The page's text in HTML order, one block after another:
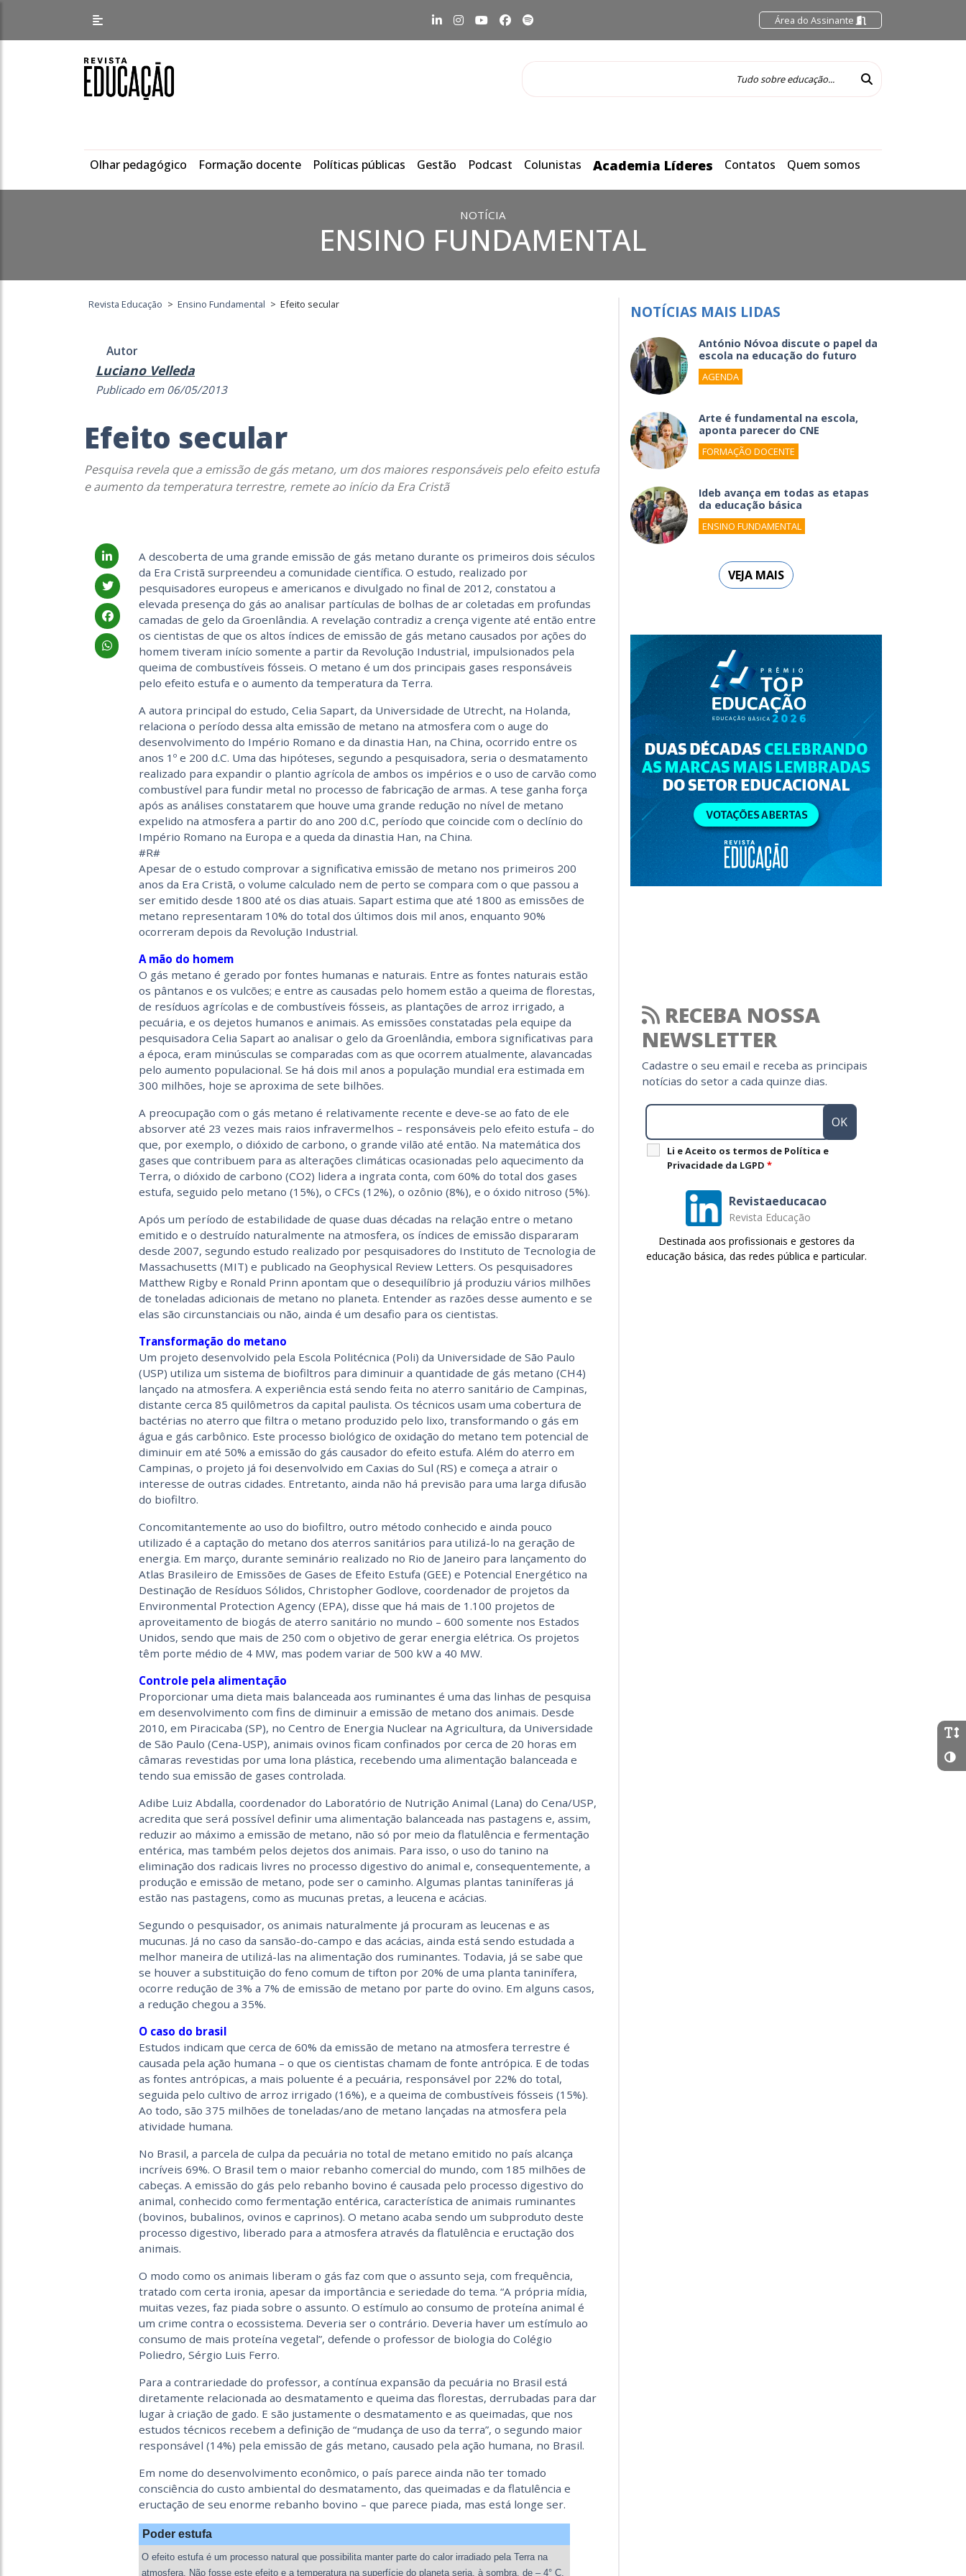
Área do Assinante
Olhar pedagógico Formação docente Políticas públicas Gestão Podcast Colunistas Academia Líderes Contatos Quem somos
NOTÍCIA
ENSINO FUNDAMENTAL
Revista Educação > Ensino Fundamental > Efeito secular
Autor
Luciano Velleda
Publicado em 06/05/2013
Efeito secular
Pesquisa revela que a emissão de gás metano, um dos maiores responsáveis pelo efeito estufa
e aumento da temperatura terrestre, remete ao início da Era Cristã
A descoberta de uma grande emissão de gás metano durante os primeiros dois séculos
da Era Cristã surpreendeu a comunidade científica. O estudo, realizado por
pesquisadores europeus e americanos e divulgado no final de 2012, constatou a
elevada presença do gás ao analisar partículas de bolhas de ar coletadas em profundas
camadas de gelo da Groenlândia. A revelação contradiz a crença vigente até então entre
os cientistas de que os altos índices de emissão de gás metano causados por ações do
homem tiveram início somente a partir da Revolução Industrial, impulsionados pela
queima de combustíveis fósseis. O metano é um dos principais gases responsáveis
pelo efeito estufa e o aumento da temperatura da Terra.
A autora principal do estudo, Celia Sapart, da Universidade de Utrecht, na Holanda,
relaciona o período dessa alta emissão de metano na atmosfera com o auge do
desenvolvimento do Império Romano e da dinastia Han, na China, ocorrido entre os
anos 1º e 200 d.C. Uma das hipóteses, segundo a pesquisadora, seria o desmatamento
realizado para expandir o plantio agrícola de ambos os impérios e o uso de carvão como
combustível para fundir metal no processo de fabricação de armas. A tese ganha força
após as análises constatarem que houve uma grande redução no nível de metano
expelido na atmosfera a partir do ano 200 d.C, período que coincide com o declínio do
Império Romano na Europa e a queda da dinastia Han, na China.
#R#
Apesar de o estudo comprovar a significativa emissão de metano nos primeiros 200
anos da Era Cristã, o volume calculado nem de perto se compara com o que passou a
ser emitido desde 1800 até os dias atuais. Sapart estima que até 1800 as emissões de
metano representaram 10% do total dos últimos dois mil anos, enquanto 90%
ocorreram depois da Revolução Industrial.
A mão do homem
O gás metano é gerado por fontes humanas e naturais. Entre as fontes naturais estão
os pântanos e os vulcões; e entre as causadas pelo homem estão a queima de florestas,
de resíduos agrícolas e de combustíveis fósseis, as plantações de arroz irrigado, a
pecuária, e os dejetos humanos e animais. As emissões constatadas pela equipe da
pesquisadora Celia Sapart ao analisar o gelo da Groenlândia, embora significativas para
a época, eram minúsculas se comparadas com as que ocorrem atualmente, alavancadas
pelo aumento populacional. Se há dois mil anos a população mundial era estimada em
300 milhões, hoje se aproxima de sete bilhões.
A preocupação com o gás metano é relativamente recente e deve-se ao fato de ele
absorver até 23 vezes mais raios infravermelhos – responsáveis pelo efeito estufa – do
que, por exemplo, o dióxido de carbono, o grande vilão até então. Na matemática dos
gases que contribuem para as alterações climáticas ocasionadas pelo aquecimento da
Terra, o dióxido de carbono (CO2) lidera a ingrata conta, com 60% do total dos gases
estufa, seguido pelo metano (15%), o CFCs (12%), o ozônio (8%), e o óxido nitroso (5%).
Após um período de estabilidade de quase duas décadas na relação entre o metano
emitido e o destruído naturalmente na atmosfera, os índices de emissão dispararam
desde 2007, segundo estudo realizado por pesquisadores do Instituto de Tecnologia de
Massachusetts (MIT) e publicado na Geophysical Review Letters. Os pesquisadores
Matthew Rigby e Ronald Prinn apontam que o desequilíbrio já produziu vários milhões
de toneladas adicionais de metano no planeta. Entender as razões desse aumento e se
elas são circunstanciais ou não, ainda é um desafio para os cientistas.
Transformação do metano
Um projeto desenvolvido pela Escola Politécnica (Poli) da Universidade de São Paulo
(USP) utiliza um sistema de biofiltros para diminuir a quantidade de gás metano (CH4)
lançado na atmosfera. A experiência está sendo feita no aterro sanitário de Campinas,
distante cerca 85 quilômetros da capital paulista. Os técnicos usam uma cobertura de
bactérias no aterro que filtra o metano produzido pelo lixo, transformando o gás em
água e gás carbônico. Este processo biológico de oxidação do metano tem potencial de
diminuir em até 50% a emissão do gás causador do efeito estufa. Além do aterro em
Campinas, o projeto já foi desenvolvido em Caxias do Sul (RS) e começa a atrair o
interesse de outras cidades. Entretanto, ainda não há previsão para uma larga difusão
do biofiltro.
Concomitantemente ao uso do biofiltro, outro método conhecido e ainda pouco
utilizado é a captação do metano dos aterros sanitários para utilizá-lo na geração de
energia. Em março, durante seminário realizado no Rio de Janeiro para lançamento do
Atlas Brasileiro de Emissões de Gases de Efeito Estufa (GEE) e Potencial Energético na
Destinação de Resíduos Sólidos, Christopher Godlove, coordenador de projetos da
Environmental Protection Agency (EPA), disse que há mais de 1.100 projetos de
aproveitamento de biogás de aterro sanitário no mundo – 600 somente nos Estados
Unidos, sendo que mais de 250 com o objetivo de gerar energia elétrica. Os projetos
têm porte médio de 4 MW, mas podem variar de 500 kW a 40 MW.
Controle pela alimentação
Proporcionar uma dieta mais balanceada aos ruminantes é uma das linhas de pesquisa
em desenvolvimento com fins de diminuir a emissão de metano dos animais. Desde
2010, em Piracicaba (SP), no Centro de Energia Nuclear na Agricultura, da Universidade
de São Paulo (Cena-USP), animais ovinos ficam confinados por cerca de 20 horas em
câmaras revestidas por uma lona plástica, recebendo uma alimentação balanceada e
tendo sua emissão de gases controlada.
Adibe Luiz Abdalla, coordenador do Laboratório de Nutrição Animal (Lana) do Cena/USP,
acredita que será possível definir uma alimentação balanceada nas pastagens e, assim,
reduzir ao máximo a emissão de metano, não só por meio da flatulência e fermentação
entérica, mas também pelos dejetos dos animais. Para isso, o uso do tanino na
eliminação dos radicais livres no processo digestivo do animal e, consequentemente, a
produção e emissão de metano, pode ser o caminho. Algumas plantas taniníferas já
estão nas pastagens, como as mucunas pretas, a leucena e acácias.
Segundo o pesquisador, os animais naturalmente já procuram as leucenas e as
mucunas. Já no caso da sansão-do-campo e das acácias, ainda está sendo estudada a
melhor maneira de utilizá-las na alimentação dos ruminantes. Todavia, já se sabe que
se houver a substituição do feno comum de tifton por 20% de uma planta taninífera,
ocorre redução de 3% a 7% de emissão de metano por parte do ovino. Em alguns casos,
a redução chegou a 35%.
O caso do brasil
Estudos indicam que cerca de 60% da emissão de metano na atmosfera terrestre é
causada pela ação humana – o que os cientistas chamam de fonte antrópica. E de todas
as fontes antrópicas, a mais poluente é a pecuária, responsável por 22% do total,
seguida pelo cultivo de arroz irrigado (16%), e a queima de combustíveis fósseis (15%).
Ao todo, são 375 milhões de toneladas/ano de metano lançadas na atmosfera pela
atividade humana.
No Brasil, a parcela de culpa da pecuária no total de metano emitido no país alcança
incríveis 69%. O Brasil tem o maior rebanho comercial do mundo, com 185 milhões de
cabeças. A emissão do gás pelo rebanho bovino é causada pelo processo digestivo do
animal, conhecido como fermentação entérica, característica de animais ruminantes
(bovinos, bubalinos, ovinos e caprinos). O metano acaba sendo um subproduto deste
processo digestivo, liberado para a atmosfera através da flatulência e eructação dos
animais.
O modo como os animais liberam o gás faz com que o assunto seja, com frequência,
tratado com certa ironia, apesar da importância e seriedade do tema. “A própria mídia,
muitas vezes, faz piada sobre o assunto. O estímulo ao consumo de proteína animal é
um crime contra o ecossistema. Deveria ser o contrário. Deveria haver um estímulo ao
consumo de mais proteína vegetal”, defende o professor de biologia do Colégio
Poliedro, Sérgio Luis Ferro.
Para a contrariedade do professor, a contínua expansão da pecuária no Brasil está
diretamente relacionada ao desmatamento e queima das florestas, derrubadas para dar
lugar à criação de gado. E são justamente o desmatamento e as queimadas, que nos
estudos técnicos recebem a definição de “mudança de uso da terra”, o segundo maior
responsável (14%) pela emissão de gás metano, causado pela ação humana, no Brasil.
Em nome do desenvolvimento econômico, o país parece ainda não ter tomado
consciência do custo ambiental do desmatamento, das queimadas e da flatulência e
eructação de seu enorme rebanho bovino – que parece piada, mas está longe ser.
Poder estufa
O efeito estufa é um processo natural que possibilita manter parte do calor irradiado pela Terra na
atmosfera. Não fosse este efeito e a temperatura na superfície do planeta seria, à sombra, de – 4° C.
NOTÍCIAS MAIS LIDAS
António Nóvoa discute o papel da
escola na educação do futuro
AGENDA
Arte é fundamental na escola,
aponta parecer do CNE
FORMAÇÃO DOCENTE
Ideb avança em todas as etapas
da educação básica
ENSINO FUNDAMENTAL
VEJA MAIS
RECEBA NOSSA
NEWSLETTER
Cadastre o seu email e receba as principais
notícias do setor a cada quinze dias.
Li e Aceito os termos de Política e
Privacidade da LGPD *
Revistaeducacao
Revista Educação
Destinada aos profissionais e gestores da
educação básica, das redes pública e particular.